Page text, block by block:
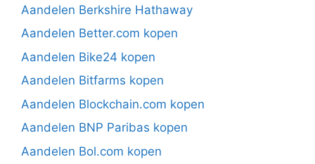
Aandelen Berkshire Hathaway
Aandelen Better.com kopen
Aandelen Bike24 kopen
Aandelen Bitfarms kopen
Aandelen Blockchain.com kopen
Aandelen BNP Paribas kopen
Aandelen Bol.com kopen